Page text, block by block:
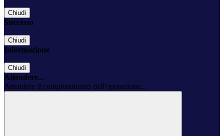
Chiudi
Successo
Chiudi
Informazione
Chiudi
Attendere...
Attendere il completamento dell'operazione...